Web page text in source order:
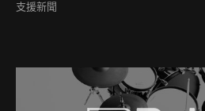
支援新聞